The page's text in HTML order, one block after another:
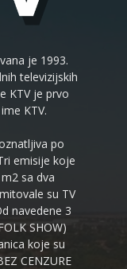
je 1993.
televizijskih
KTV je prvo
KTV.
po
emisije koje
sa dva
su TV
navedene 3
SHOW)
koje su
CENZURE